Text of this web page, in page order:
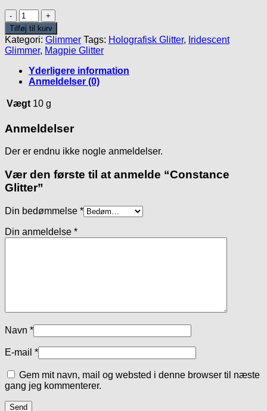
Constance
Glitter
antal
Tilføj til kurv
Kategori: Glimmer Tags: Holografisk Glitter, Iridescent
Glimmer, Magpie Glitter
Yderligere information
Anmeldelser (0)
Vægt 10 g
Anmeldelser
Der er endnu ikke nogle anmeldelser.
Vær den første til at anmelde “Constance
Glitter”
Din bedømmelse *
Din anmeldelse *
Navn *
E-mail *
Gem mit navn, mail og websted i denne browser til næste
gang jeg kommenterer.